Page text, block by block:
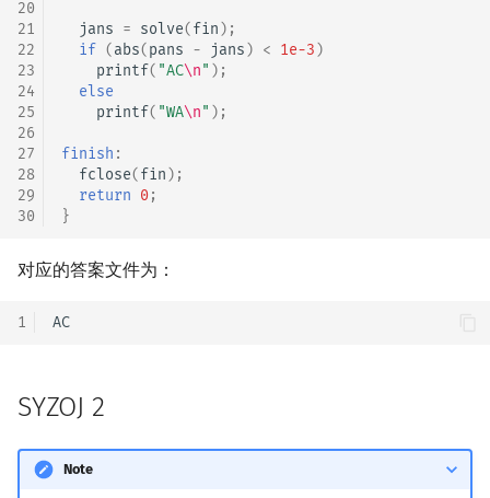
20
21
22
23
24
25
26
27
28
29
30
jans = solve(fin);
if (abs(pans - jans) < 1e-3)
printf( "AC\n" );
else
printf( "WA\n" );
finish :
fclose(fin);
return 0;
}
对应的答案文件为：
1
SYZOJ 2
Note